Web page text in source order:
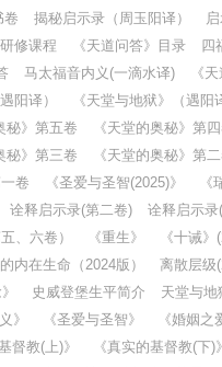
卷 揭秘启示录（周玉阳译）
修课程 《天道问答》目录
四
马太福音内义(一滴水译)
《天
阳译）
《天堂与地狱》（遇阳
秘》第五卷
《天堂的奥秘》第
秘》第三卷
《天堂的奥秘》第
卷
《圣爱与圣智(2025)》
《
诠释启示录(第二卷)
诠释启示
、六卷）
《重生》
《十诫
内在生命（2024版）
离散层级
史威登堡生平简介
天堂与地
》
《圣爱与圣智》
《婚姻之
督教(上)》
《真实的基督教(下)》